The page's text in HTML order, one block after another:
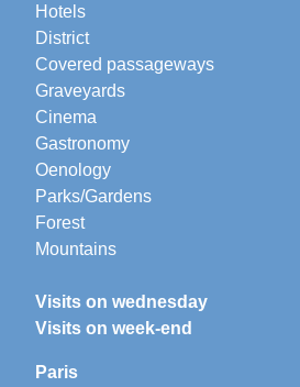
Hotels
District
Covered passageways
Graveyards
Cinema
Gastronomy
Oenology
Parks/Gardens
Forest
Mountains
Visits on wednesday
Visits on week-end
Paris